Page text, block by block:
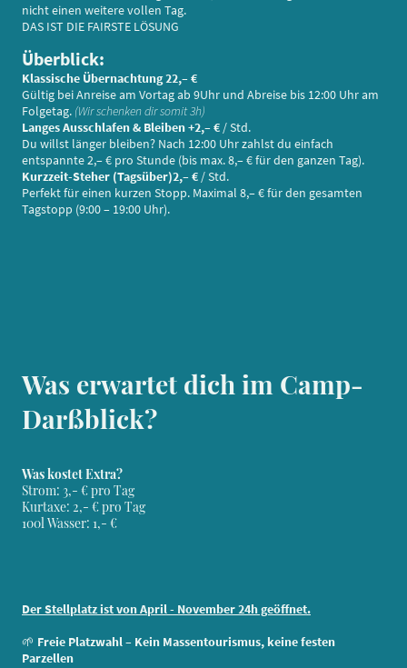
nicht einen weitere vollen Tag.
DAS IST DIE FAIRSTE LÖSUNG
Überblick:
Klassische Übernachtung 22,– €
Gültig bei Anreise am Vortag ab 9Uhr und Abreise bis 12:00 Uhr am
Folgetag. (Wir schenken dir somit 3h)
Langes Ausschlafen & Bleiben +2,– € / Std.
Du willst länger bleiben? Nach 12:00 Uhr zahlst du einfach
entspannte 2,– € pro Stunde (bis max. 8,– € für den ganzen Tag).
Kurzzeit-Steher (Tagsüber)2,– € / Std.
Perfekt für einen kurzen Stopp. Maximal 8,– € für den gesamten
Tagstopp (9:00 – 19:00 Uhr).
Was erwartet dich im Camp-
Darßblick?
Was kostet Extra?
Strom: 3,- € pro Tag
Kurtaxe: 2,- € pro Tag
100l Wasser: 1,- €
Der Stellplatz ist von April - November 24h geöffnet.
🌱 Freie Platzwahl – Kein Massentourismus, keine festen
Parzellen